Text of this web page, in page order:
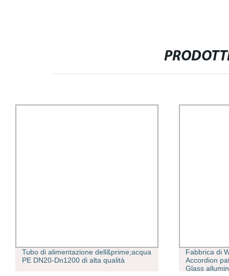
Tubo di alimentazione dell&prime;acqua
PE DN20-Dn1200 di alta qualità
Fabbrica di
Accordion
Glass